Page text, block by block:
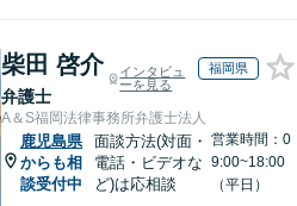
柴田 啓介
弁護士
インタビュ
ーを見る
福岡県
A＆S福岡法律事務所弁護士法人
鹿児島県
からも相
談受付中
面談方法(対面・
電話・ビデオな
ど)は応相談
営業時間：0
9:00~18:00
（平日）